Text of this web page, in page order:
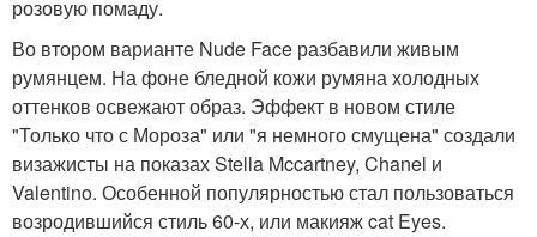
розовую помаду.
Во втором варианте Nude Face разбавили живым
румянцем. На фоне бледной кожи румяна холодных
оттенков освежают образ. Эффект в новом стиле
"Только что с Мороза" или "я немного смущена" создали
визажисты на показах Stella Mccartney, Chanel и
Valentino. Особенной популярностью стал пользоваться
возродившийся стиль 60-х, или макияж cat Eyes.